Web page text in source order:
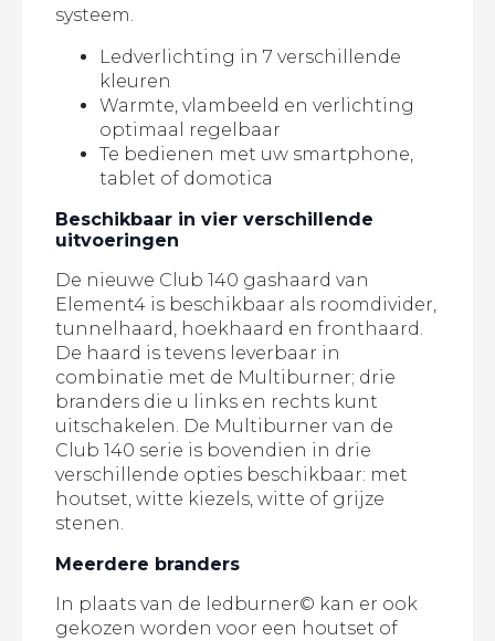
systeem.
Ledverlichting in 7 verschillende
kleuren
Warmte, vlambeeld en verlichting
optimaal regelbaar
Te bedienen met uw smartphone,
tablet of domotica
Beschikbaar in vier verschillende
uitvoeringen
De nieuwe Club 140 gashaard van
Element4 is beschikbaar als roomdivider,
tunnelhaard, hoekhaard en fronthaard.
De haard is tevens leverbaar in
combinatie met de Multiburner; drie
branders die u links en rechts kunt
uitschakelen. De Multiburner van de
Club 140 serie is bovendien in drie
verschillende opties beschikbaar: met
houtset, witte kiezels, witte of grijze
stenen.
Meerdere branders
In plaats van de ledburner© kan er ook
gekozen worden voor een houtset of